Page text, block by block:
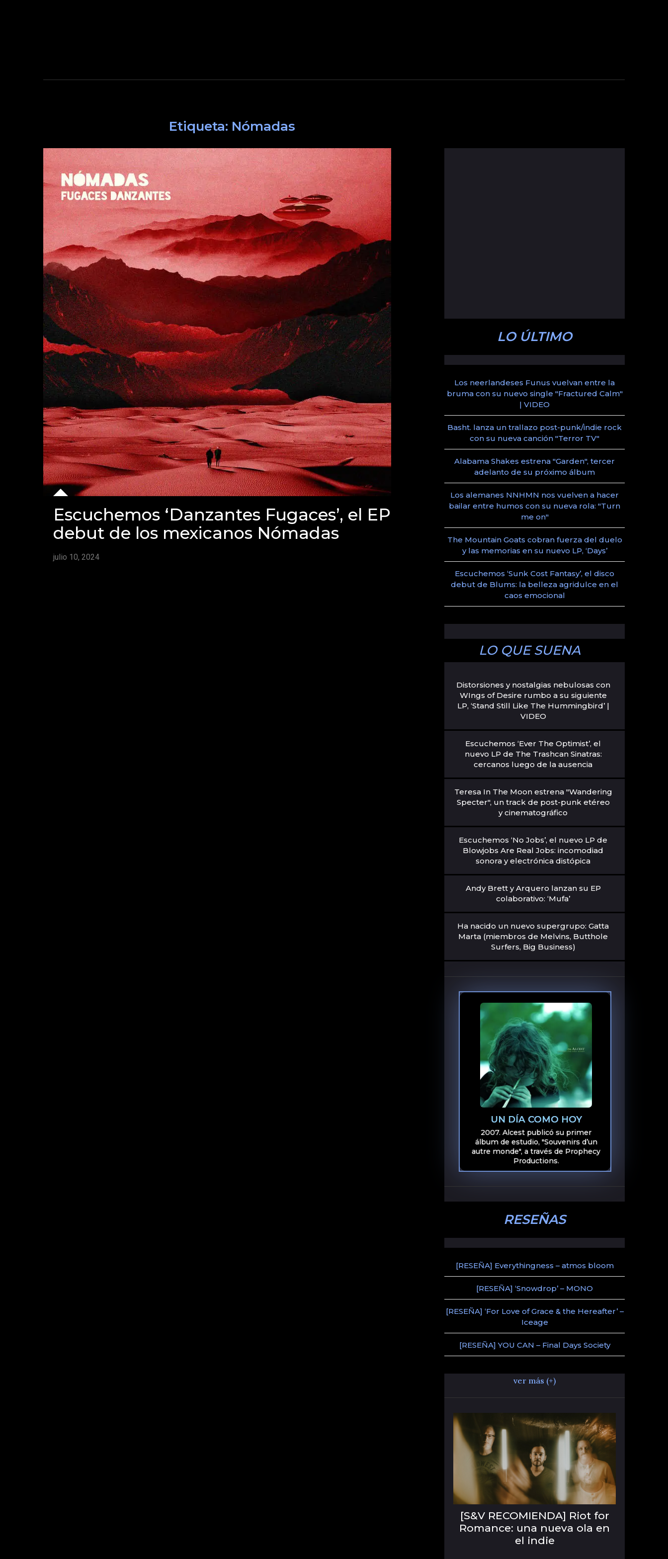
Etiqueta: Nómadas
Escuchemos ‘Danzantes Fugaces’, el EP
debut de los mexicanos Nómadas
julio 10, 2024
LO ÚLTIMO
Los neerlandeses Funus vuelvan entre la
bruma con su nuevo single "Fractured Calm"
| VIDEO
Basht. lanza un trallazo post-punk/indie rock
con su nueva canción "Terror TV"
Alabama Shakes estrena "Garden", tercer
adelanto de su próximo álbum
Los alemanes NNHMN nos vuelven a hacer
bailar entre humos con su nueva rola: "Turn
me on"
The Mountain Goats cobran fuerza del duelo
y las memorias en su nuevo LP, ‘Days’
Escuchemos ‘Sunk Cost Fantasy’, el disco
debut de Blums: la belleza agridulce en el
caos emocional
LO QUE SUENA
Distorsiones y nostalgias nebulosas con
WIngs of Desire rumbo a su siguiente
LP, ‘Stand Still Like The Hummingbird’ |
VIDEO
Escuchemos ‘Ever The Optimist’, el
nuevo LP de The Trashcan Sinatras:
cercanos luego de la ausencia
Teresa In The Moon estrena "Wandering
Specter", un track de post-punk etéreo
y cinematográfico
Escuchemos ‘No Jobs’, el nuevo LP de
Blowjobs Are Real Jobs: incomodiad
sonora y electrónica distópica
Andy Brett y Arquero lanzan su EP
colaborativo: ‘Mufa’
Ha nacido un nuevo supergrupo: Gatta
Marta (miembros de Melvins, Butthole
Surfers, Big Business)
UN DÍA COMO HOY
2007. Alcest publicó su primer
álbum de estudio, "Souvenirs d’un
autre monde", a través de Prophecy
Productions.
RESEÑAS
[RESEÑA] Everythingness – atmos bloom
[RESEÑA] ‘Snowdrop’ – MONO
[RESEÑA] ‘For Love of Grace & the Hereafter’ –
Iceage
[RESEÑA] YOU CAN – Final Days Society
ver más (+)
[S&V RECOMIENDA] Riot for
Romance: una nueva ola en
el indie